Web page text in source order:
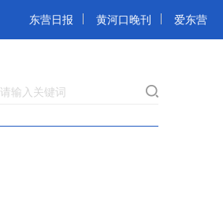
东营日报 黄河口晚刊 爱东营
请输入关键词